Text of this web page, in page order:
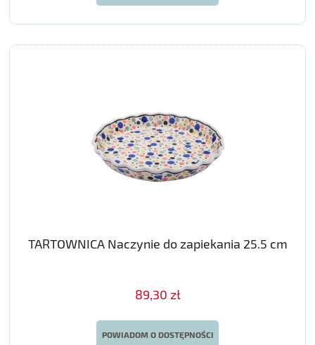
TARTOWNICA Naczynie do zapiekania 25.5 cm
89,30 zł
POWIADOM O DOSTĘPNOŚCI